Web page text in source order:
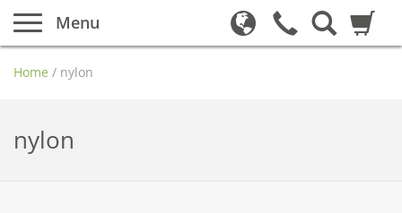
Menu
Home / nylon
nylon